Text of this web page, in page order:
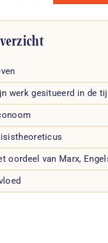
werk gesitueerd in de
oordeel van Marx,